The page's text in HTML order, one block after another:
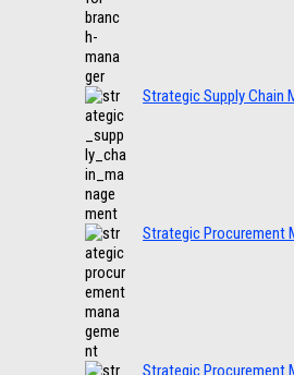
Strategic Supply Chain
Strategic Procurement
Strategic Procurement